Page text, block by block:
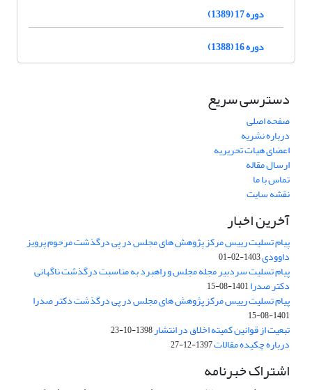
دوره 17 (1389)
دوره 16 (1388)
دسترسی سریع
صفحه اصلی
درباره نشریه
اعضای هیات تحریریه
ارسال مقاله
تماس با ما
نقشه سایت
آخرین اخبار
پیام تسلیت رییس مرکز پژوهش های مجلس در پی درگذشت مرحوم پرویز
داوودی1403-02-01
پیام تسلیت سردبیر مجله مجلس و راهبرد به مناسبت درگذشت ناگهانی
دکتر صدرا1401-08-15
پیام تسلیت رییس مرکز پژوهش های مجلس در پی درگذشت دکتر صدرا
1401-08-15
تبعیت از قوانین کمیته اخلاق در انتشار1398-10-23
درباره چکیده مقالات1397-12-27
اشتراک خبرنامه